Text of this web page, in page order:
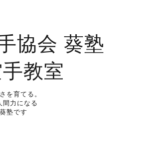
協会 葵塾
教室
を育てる。
間力になる
塾です